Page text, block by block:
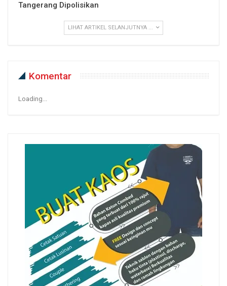
Tangerang Dipolisikan
LIHAT ARTIKEL SELANJUTNYA ...
Komentar
Loading...